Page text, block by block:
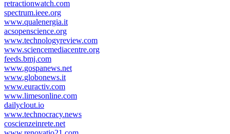
retractionwatch.com
spectrum.ieee.org
www.qualenergia.it
acsopenscience.org
www.technologyreview.com
www.sciencemediacentre.org
feeds.bmj.com
www.gospanews.net
www.globonews.it
www.euractiv.com
www.limesonline.com
dailyclout.io
www.technocracy.news
coscienzeinrete.net